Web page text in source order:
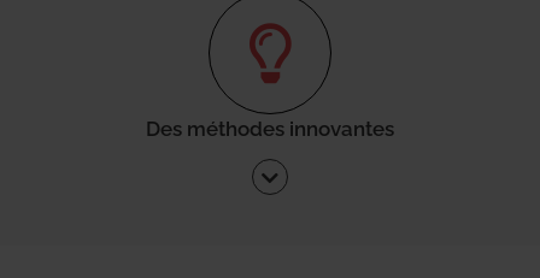
Des méthodes innovantes